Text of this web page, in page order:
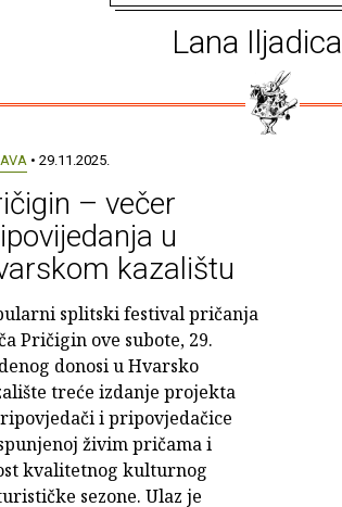
Lana Iljadica
• 29.11.2025.
– večer
u
kazalištu
splitski festival pričanja
Pričigin ove subote, 29.
donosi u Hvarsko
treće izdanje projekta
i pripovjedačice
živim pričama i
kvalitetnog kulturnog
sezone. Ulaz je